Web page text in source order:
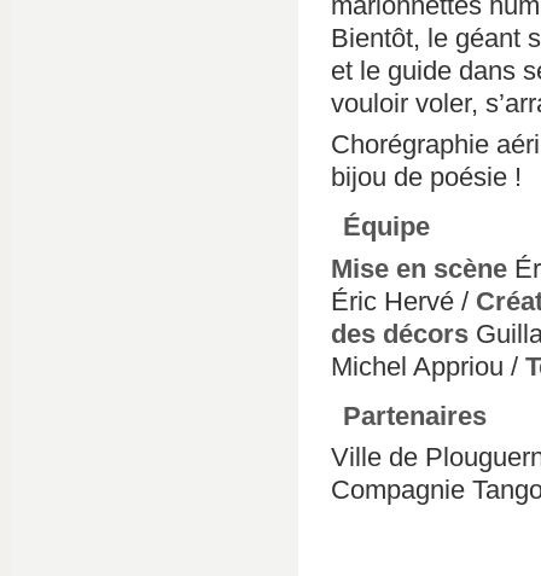
Bientôt, le géant
et le guide dans
vouloir voler,
Chorégraphie
bijou de poésie !
Équipe
Mise en scène
Éric Hervé /
des décors
Michel Appriou /
Partenaires
Ville de
Compagnie